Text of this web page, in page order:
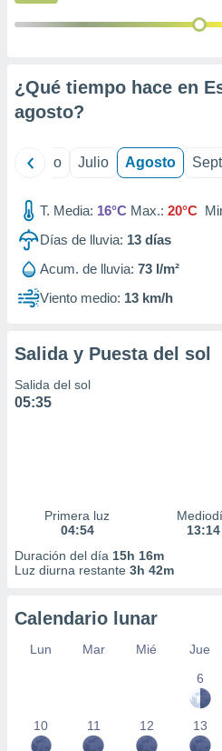
mediante
publicidad
publicidad
1199
¿Qué tiempo hace en
agosto?
Junio Julio Agosto
T. Media: 16°C Max.: 20°C
Días de lluvia: 13 días
Acum. de lluvia: 73 l/m²
Viento medio: 13 km/h
Salida y Puesta del sol
Salida del sol
05:35
Primera luz
04:54
13:14
Duración del día 15h 16m
Luz diurna restante 3h 42m
Calendario lunar
Lun Mar Mié Jue
6
10 11 12 13